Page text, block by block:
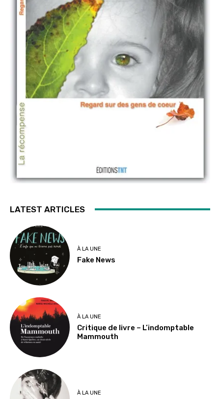
LATEST ARTICLES
À LA UNE
Fake News
À LA UNE
Critique de livre – L’indomptable
Mammouth
À LA UNE